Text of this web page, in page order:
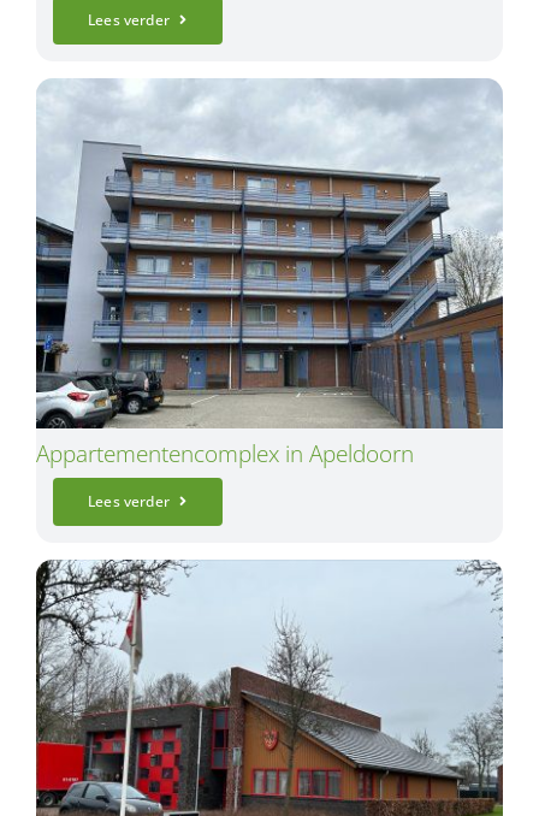
Lees verder
Appartementencomplex in Apeldoorn
Lees verder